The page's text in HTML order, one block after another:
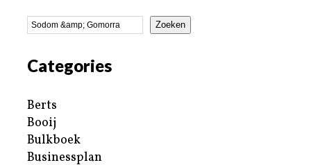
Zoeken
Categories
Berts
Booij
Bulkboek
Businessplan